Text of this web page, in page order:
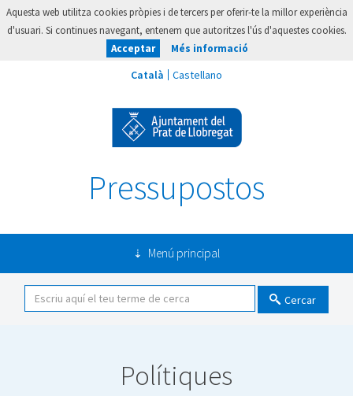
Aquesta web utilitza cookies pròpies i de tercers per oferir-te la millor experiència
d'usuari. Si continues navegant, entenem que autoritzes l'ús d'aquestes cookies.
Acceptar
Més informació
Pressupostos
Menú principal
Cercar
Polítiques